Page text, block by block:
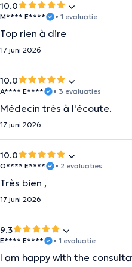
10.0
M**** E**** • 1 evaluatie
Top rien à dire
17 juni 2026
10.0
A**** E**** • 3 evaluaties
Médecin très à l'écoute.
17 juni 2026
10.0
O**** E**** • 2 evaluaties
Très bien ,
17 juni 2026
9.3
E**** E**** • 1 evaluatie
I am happy with the